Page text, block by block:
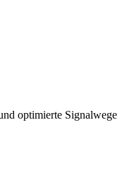
optimierte Signalwege